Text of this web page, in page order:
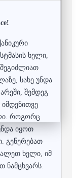
ხელი,
შეგიძლიათ
სახე უნდა
შემდეგ
როგორც
იყოთ
გეწერებათ
ხელი, იმ
ნამცხვარს.